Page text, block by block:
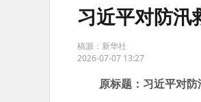
习近平对防汛
稿源：新华社
2026-07-07 13:27
原标题：习近平对